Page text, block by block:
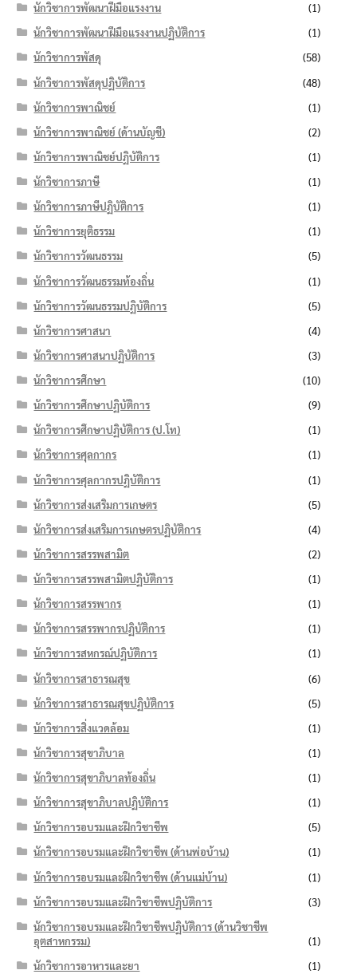
นักวิชาการพัฒนาฝีมือแรงงาน
(1)
นักวิชาการพัฒนาฝีมือแรงงานปฏิบัติการ
(1)
นักวิชาการพัสดุ
(58)
นักวิชาการพัสดุปฏิบัติการ
(48)
นักวิชาการพาณิชย์
(1)
นักวิชาการพาณิชย์ (ด้านบัญชี)
(2)
นักวิชาการพาณิชย์ปฏิบัติการ
(1)
นักวิชาการภาษี
(1)
นักวิชาการภาษีปฏิบัติการ
(1)
นักวิชาการยุติธรรม
(1)
นักวิชาการวัฒนธรรม
(5)
นักวิชาการวัฒนธรรมท้องถิ่น
(1)
นักวิชาการวัฒนธรรมปฏิบัติการ
(5)
นักวิชาการศาสนา
(4)
นักวิชาการศาสนาปฏิบัติการ
(3)
นักวิชาการศึกษา
(10)
นักวิชาการศึกษาปฏิบัติการ
(9)
นักวิชาการศึกษาปฏิบัติการ (ป.โท)
(1)
นักวิชาการศุลกากร
(1)
นักวิชาการศุลกากรปฏิบัติการ
(1)
นักวิชาการส่งเสริมการเกษตร
(5)
นักวิชาการส่งเสริมการเกษตรปฏิบัติการ
(4)
นักวิชาการสรรพสามิต
(2)
นักวิชาการสรรพสามิตปฏิบัติการ
(1)
นักวิชาการสรรพากร
(1)
นักวิชาการสรรพากรปฏิบัติการ
(1)
นักวิชาการสหกรณ์ปฏิบัติการ
(1)
นักวิชาการสาธารณสุข
(6)
นักวิชาการสาธารณสุขปฏิบัติการ
(5)
นักวิชาการสิ่งแวดล้อม
(1)
นักวิชาการสุขาภิบาล
(1)
นักวิชาการสุขาภิบาลท้องถิ่น
(1)
นักวิชาการสุขาภิบาลปฏิบัติการ
(1)
นักวิชาการอบรมและฝึกวิชาชีพ
(5)
นักวิชาการอบรมและฝึกวิชาชีพ (ด้านพ่อบ้าน)
(1)
นักวิชาการอบรมและฝึกวิชาชีพ (ด้านแม่บ้าน)
(1)
นักวิชาการอบรมและฝึกวิชาชีพปฏิบัติการ
(3)
นักวิชาการอบรมและฝึกวิชาชีพปฏิบัติการ (ด้านวิชาชีพ
อุตสาหกรรม)
(1)
นักวิชาการอาหารและยา
(1)